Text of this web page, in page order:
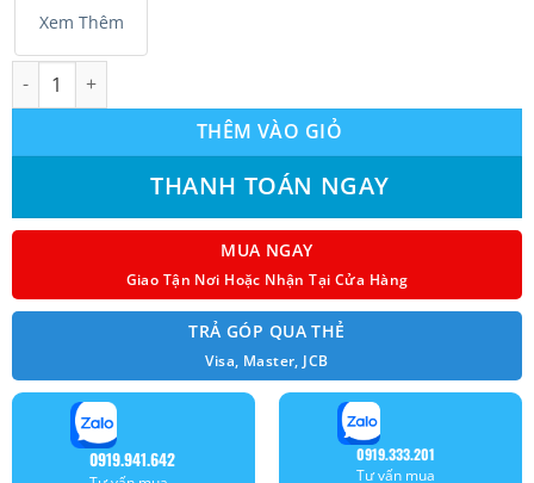
Xem Thêm
Máy lạnh Funiki Inverter 1.5 HP HIC12TMU Malaysia số lượng
THÊM VÀO GIỎ
THANH TOÁN NGAY
MUA NGAY
Giao Tận Nơi Hoặc Nhận Tại Cửa Hàng
TRẢ GÓP QUA THẺ
Visa, Master, JCB
0919.941.642
0919.333.201
Tư vấn mua